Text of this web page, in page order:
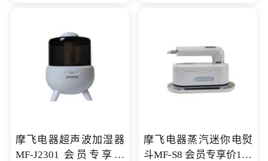
摩飞电器超声波加湿器
MF-J2301 会员专享价
摩飞电器蒸汽迷你电熨
斗MF-S8 会员专享价168